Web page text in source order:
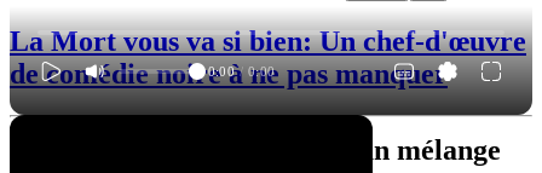
La Mort vous va si bien: Un chef-d'œuvre
de comédie noire à ne pas manquer
0:00 / 0:00
"La Mort vous va si bien" : un mélange